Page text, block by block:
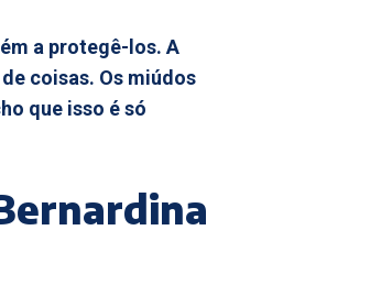
a protegê-los. A
coisas. Os miúdos
que isso é só